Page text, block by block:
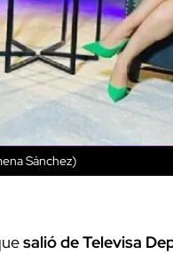
Sánchez)
salió de Televisa